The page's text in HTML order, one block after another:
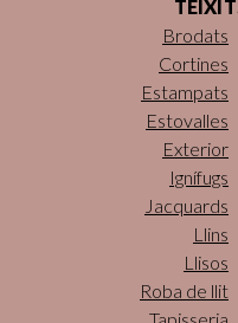
Brodats
Cortines
Estampats
Estovalles
Exterior
Ignífugs
Jacquards
Llins
Llisos
Roba de llit